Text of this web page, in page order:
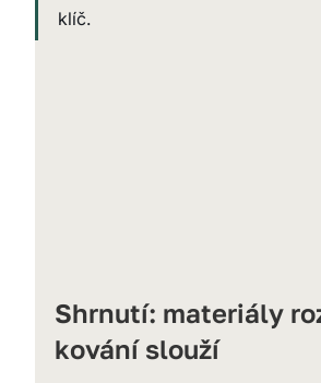
klíč.
Shrnutí: materiály
kování slouží